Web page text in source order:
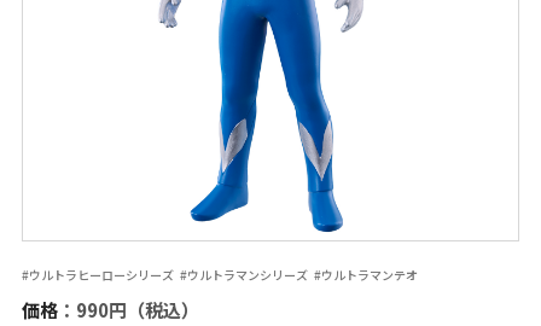
#ウルトラヒーローシリーズ #ウルトラマンシリーズ #ウルトラマンテオ
価格：990円（税込）